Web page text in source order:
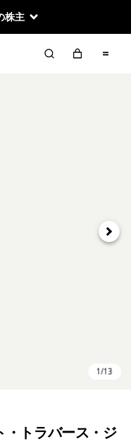
株主
次へ
・トラバース・ジ